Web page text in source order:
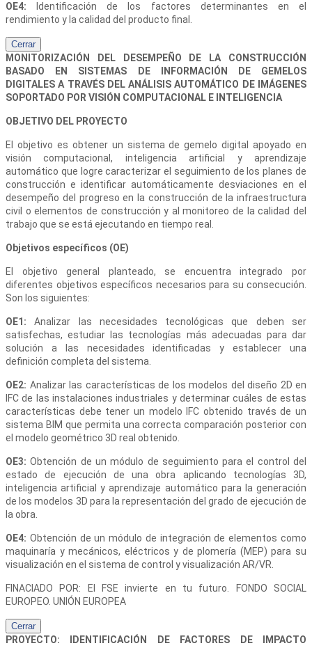
OE4:
Identificación de los factores determinantes en el
rendimiento y la calidad del producto final.
Cerrar
MONITORIZACIÓN DEL DESEMPEÑO DE LA CONSTRUCCIÓN
BASADO EN SISTEMAS DE INFORMACIÓN DE GEMELOS
DIGITALES A TRAVÉS DEL ANÁLISIS AUTOMÁTICO DE IMÁGENES
SOPORTADO POR VISIÓN COMPUTACIONAL E INTELIGENCIA
OBJETIVO DEL PROYECTO
El objetivo es obtener un sistema de gemelo digital apoyado en
visión computacional, inteligencia artificial y aprendizaje
automático que logre caracterizar el seguimiento de los planes de
construcción e identificar automáticamente desviaciones en el
desempeño del progreso en la construcción de la infraestructura
civil o elementos de construcción y al monitoreo de la calidad del
trabajo que se está ejecutando en tiempo real.
Objetivos específicos (OE)
El objetivo general planteado, se encuentra integrado por
diferentes objetivos específicos necesarios para su consecución.
Son los siguientes:
OE1: Analizar las necesidades tecnológicas que deben ser
satisfechas, estudiar las tecnologías más adecuadas para dar
solución a las necesidades identificadas y establecer una
definición completa del sistema.
OE2: Analizar las características de los modelos del diseño 2D en
IFC de las instalaciones industriales y determinar cuáles de estas
características debe tener un modelo IFC obtenido través de un
sistema BIM que permita una correcta comparación posterior con
el modelo geométrico 3D real obtenido.
OE3: Obtención de un módulo de seguimiento para el control del
estado de ejecución de una obra aplicando tecnologías 3D,
inteligencia artificial y aprendizaje automático para la generación
de los modelos 3D para la representación del grado de ejecución de
la obra.
OE4: Obtención de un módulo de integración de elementos como
maquinaría y mecánicos, eléctricos y de plomería (MEP) para su
visualización en el sistema de control y visualización AR/VR.
FINACIADO POR: El FSE invierte en tu futuro. FONDO SOCIAL
EUROPEO. UNIÓN EUROPEA
Cerrar
PROYECTO: IDENTIFICACIÓN DE FACTORES DE IMPACTO